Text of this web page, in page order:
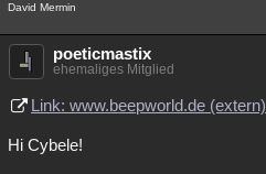
David Mermin
poeticmastix
ehemaliges Mitglied
Link: www.beepworld.de (extern)
Hi Cybele!